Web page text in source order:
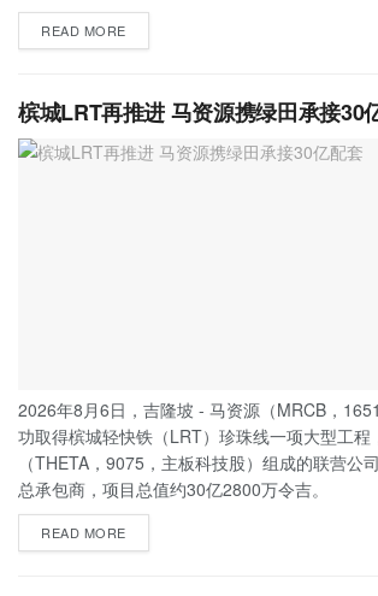
READ MORE
槟城LRT再推进 马资源携绿田承接30
2026年8月6日，吉隆坡 - 马资源（MRCB，
功取得槟城轻快铁（LRT）珍珠线一项大型工程
（THETA，9075，主板科技股）组成的联营公
总承包商，项目总值约30亿2800万令吉。
READ MORE